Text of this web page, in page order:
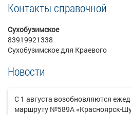
Контакты справочной
Сухобузимское
83919921338
Сухобузимское для Краевого
Новости
С 1 августа возобновляются
маршруту №589А «Красноярск-